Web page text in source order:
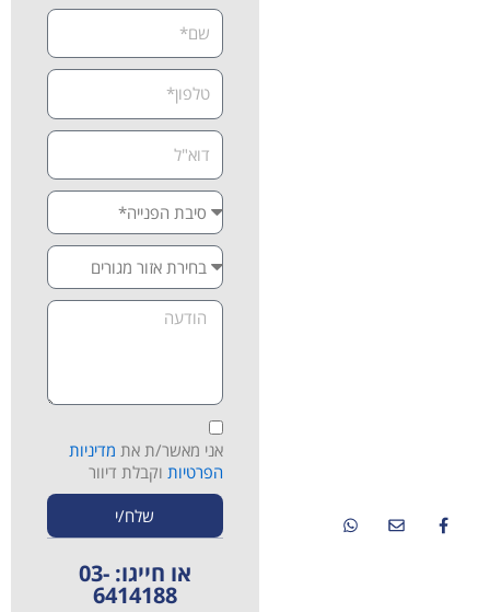
אני מאשר/ת את מדיניות
הפרטיות וקבלת דיוור
שלח/י
או חייגו: 03-
6414188